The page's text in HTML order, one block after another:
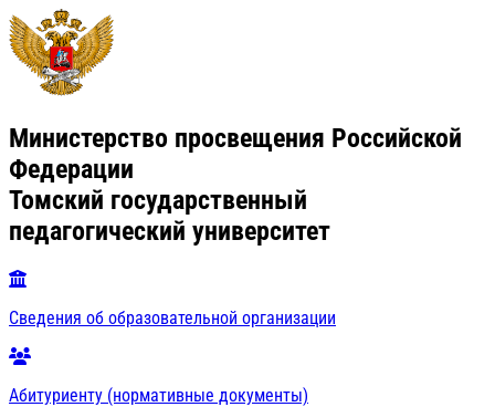
Министерство просвещения Российской
Федерации
Томский государственный
педагогический университет
Сведения об образовательной организации
Абитуриенту (нормативные документы)